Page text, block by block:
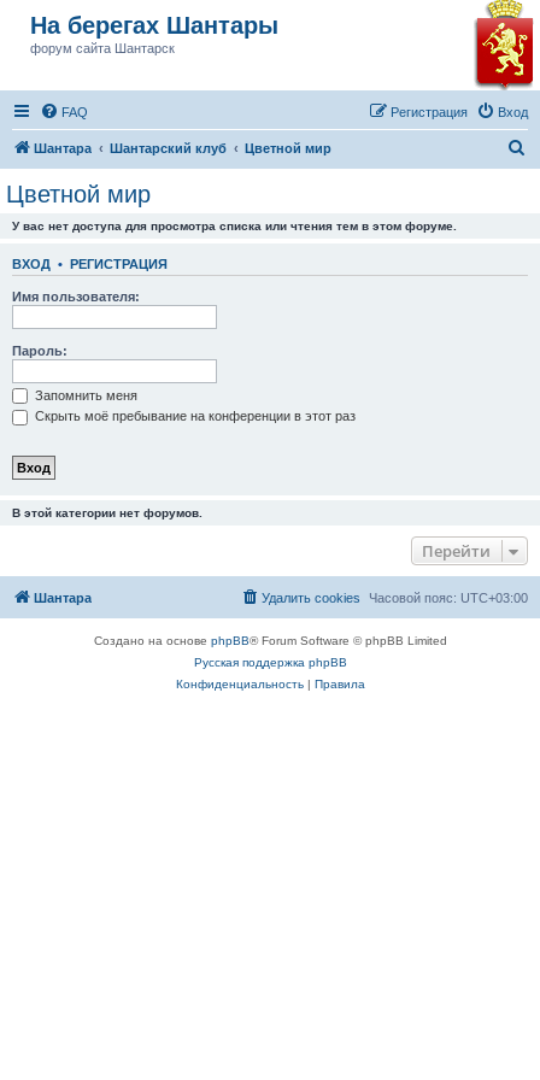
На берегах Шантары
форум сайта Шантарск
FAQ Вход
Регистрация
Шантара Шантарский клуб Цветной мир
Цветной мир
У вас нет доступа для просмотра списка или чтения тем в этом форуме.
ВХОД • РЕГИСТРАЦИЯ
Имя пользователя:
Пароль:
Запомнить меня
Скрыть моё пребывание на конференции в этот раз
В этой категории нет форумов.
Перейти
Шантара Часовой пояс: UTC+03:00
Удалить cookies
Создано на основе phpBB® Forum Software © phpBB Limited
Русская поддержка phpBB
Конфиденциальность| Правила